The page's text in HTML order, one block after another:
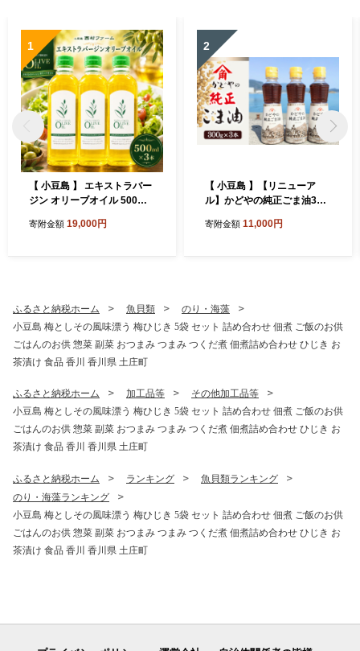
1
【 小豆島 】 エキストラバー
ジン オリーブオイル 500ml
油 パスタ サラダ ドレッシン
で、予めご了承ください。
寄附金額 19,000円
2
【 小豆島 】【リニューア
ル】かどやの純正ごま油300
ジナルラベル 食用油 調味料
寄附金額 11,000円
ふるさと納税ホーム 魚貝類
のり・海藻
小豆島 梅としその風味漂う 梅ひじき 5袋 セット 詰め合わせ 佃煮 ご飯のお供
ごはんのお供 惣菜 副菜 おつまみ つまみ つくだ煮 佃煮詰め合わせ ひじき お
茶漬け 食品 香川 香川県 土庄町
ふるさと納税ホーム 加工品等
その他加工品等
小豆島 梅としその風味漂う 梅ひじき 5袋 セット 詰め合わせ 佃煮 ご飯のお供
ごはんのお供 惣菜 副菜 おつまみ つまみ つくだ煮 佃煮詰め合わせ ひじき お
茶漬け 食品 香川 香川県 土庄町
ふるさと納税ホーム ランキング
魚貝類ランキング
のり・海藻ランキング
小豆島 梅としその風味漂う 梅ひじき 5袋 セット 詰め合わせ 佃煮 ご飯のお供
ごはんのお供 惣菜 副菜 おつまみ つまみ つくだ煮 佃煮詰め合わせ ひじき お
茶漬け 食品 香川 香川県 土庄町